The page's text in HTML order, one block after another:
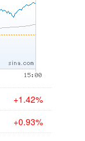
+1.42%
+0.93%